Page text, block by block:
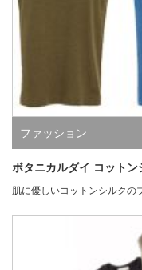
ファッション
ボタニカルダイ コット
肌に優しいコットンシルクの